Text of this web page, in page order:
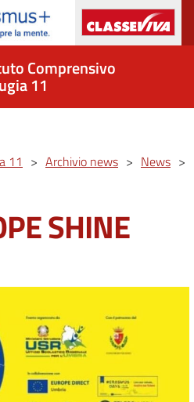
Comprensivo
11
11 > Archivio news > News >
SHINE